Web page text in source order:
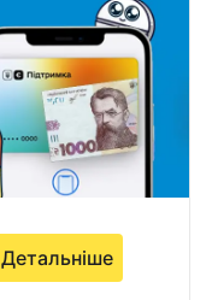
Детальніше